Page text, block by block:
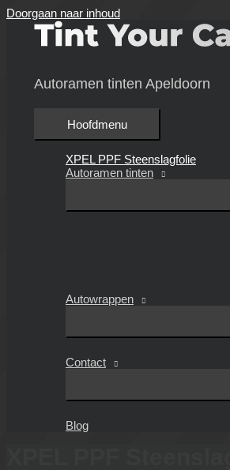
Doorgaan naar inhoud
Autoramen tinten Apeldoorn
Hoofdmenu
XPEL PPF Steenslagfolie
Autoramen tinten
Autowrappen
Contact
Blog